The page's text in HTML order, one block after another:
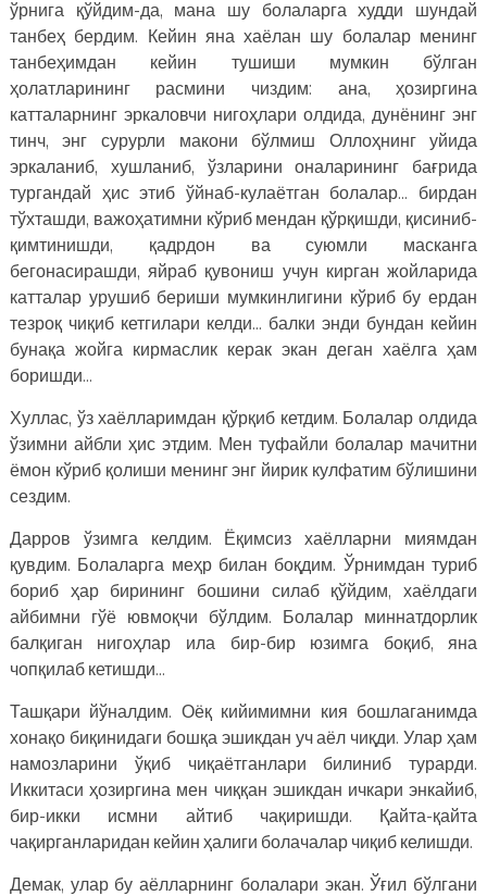
ўрнига қўйдим-да, мана шу болаларга худди шундай
танбеҳ бердим. Кейин яна хаёлан шу болалар менинг
танбеҳимдан кейин тушиши мумкин бўлган
ҳолатларининг расмини чиздим: ана, ҳозиргина
катталарнинг эркаловчи нигоҳлари олдида, дунёнинг энг
тинч, энг сурурли макони бўлмиш Оллоҳнинг уйида
эркаланиб, хушланиб, ўзларини оналарининг бағрида
тургандай ҳис этиб ўйнаб-кулаётган болалар… бирдан
тўхташди, важоҳатимни кўриб мендан қўрқишди, қисиниб-
қимтинишди, қадрдон ва суюмли масканга
бегонасирашди, яйраб қувониш учун кирган жойларида
катталар урушиб бериши мумкинлигини кўриб бу ердан
тезроқ чиқиб кетгилари келди… балки энди бундан кейин
бунақа жойга кирмаслик керак экан деган хаёлга ҳам
боришди…
Хуллас, ўз хаёлларимдан қўрқиб кетдим. Болалар олдида
ўзимни айбли ҳис этдим. Мен туфайли болалар мачитни
ёмон кўриб қолиши менинг энг йирик кулфатим бўлишини
сездим.
Дарров ўзимга келдим. Ёқимсиз хаёлларни миямдан
қувдим. Болаларга меҳр билан боқдим. Ўрнимдан туриб
бориб ҳар бирининг бошини силаб қўйдим, хаёлдаги
айбимни гўё ювмоқчи бўлдим. Болалар миннатдорлик
балқиган нигоҳлар ила бир-бир юзимга боқиб, яна
чопқилаб кетишди…
Ташқари йўналдим. Оёқ кийимимни кия бошлаганимда
хонақо биқинидаги бошқа эшикдан уч аёл чиқди. Улар ҳам
намозларини ўқиб чиқаётганлари билиниб турарди.
Иккитаси ҳозиргина мен чиққан эшикдан ичкари энкайиб,
бир-икки исмни айтиб чақиришди. Қайта-қайта
чақирганларидан кейин ҳалиги болачалар чиқиб келишди.
Демак, улар бу аёлларнинг болалари экан. Ўғил бўлгани